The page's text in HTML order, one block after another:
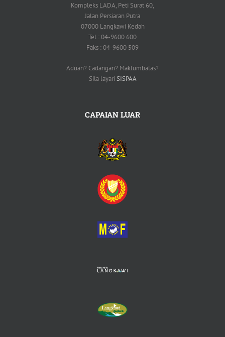
Kompleks LADA, Peti Surat 60,
Jalan Persiaran Putra
07000 Langkawi Kedah
Tel : 04-9600 600
Faks : 04-9600 509
Aduan? Cadangan? Maklumbalas?
Sila layari SISPAA
CAPAIAN LUAR